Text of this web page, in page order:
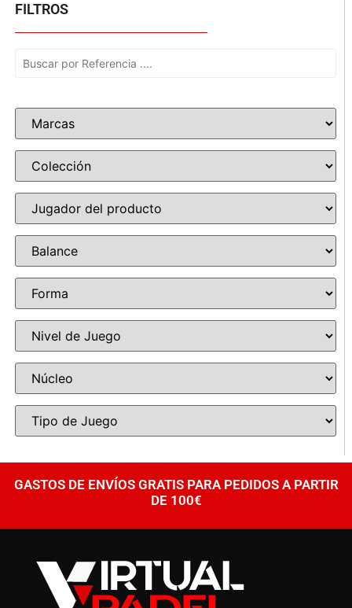
FILTROS
GASTOS DE ENVÍOS GRATIS PARA PEDIDOS A PARTIR
DE 100€